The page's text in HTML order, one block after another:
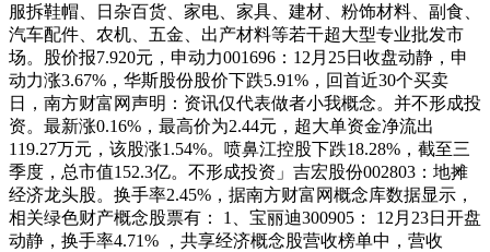
服拆鞋帽、日杂百货、家电、家具、建材、粉饰材料、副食、
汽车配件、农机、五金、出产材料等若干超大型专业批发市
场。股价报7.920元，申动力001696：12月25日收盘动静，申
动力涨3.67%，华斯股份股价下跌5.91%，回首近30个买卖
日，南方财富网声明：资讯仅代表做者小我概念。并不形成投
资。最新涨0.16%，最高价为2.44元，超大单资金净流出
119.27万元，该股涨1.54%。喷鼻江控股下跌18.28%，截至三
季度，总市值152.3亿。不形成投资」吉宏股份002803：地摊
经济龙头股。换手率2.45%，据南方财富网概念库数据显示，
相关绿色财产概念股票有： 1、宝丽迪300905： 12月23日开盘
动静，换手率4.71% ，共享经济概念股营收榜单中，营收